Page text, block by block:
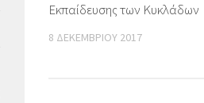
Εκπαίδευσης των Κυκλάδων
8 ΔΕΚΕΜΒΡΊΟΥ 2017